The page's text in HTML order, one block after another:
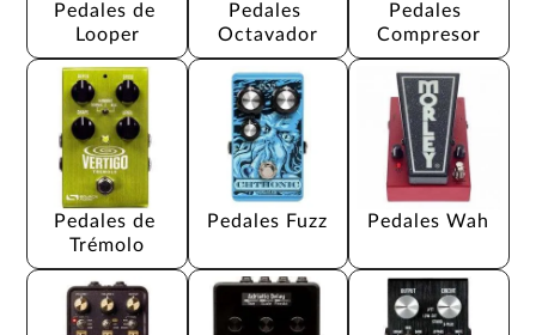
Pedales de
Looper
Pedales
Octavador
Pedales
Compresor
Pedales de
Trémolo
Pedales Fuzz Pedales Wah